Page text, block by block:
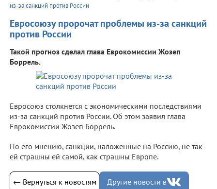
из-за санкций против России
Евросоюзу пророчат проблемы из-за санкций
против России
Такой прогноз сделал глава Еврокомиссии Жозеп
Боррель.
Евросоюз столкнется с экономическими последствиями
из-за санкций против России. Об этом заявил глава
Еврокомиссии Жозеп Боррель.
По его мнению, санкции, наложенные на Россию, не так
ей страшны ей самой, как страшны Европе.
← Вернуться к новостям Другие новости в